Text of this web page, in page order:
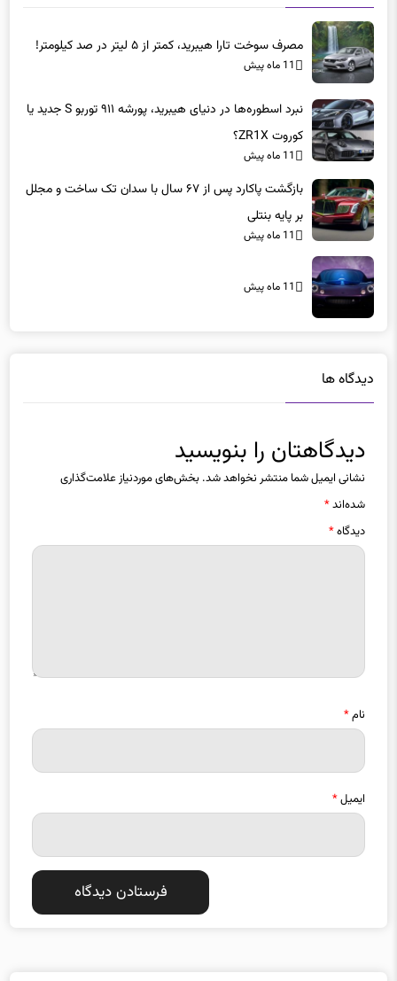
مصرف سوخت تارا هیبرید، کمتر از ۵ لیتر در صد کیلومتر!
11 ماه پیش
نبرد اسطوره‌ها در دنیای هیبرید، پورشه ۹۱۱ توربو S جدید یا
کوروت ZR1X؟
11 ماه پیش
بازگشت پاکارد پس از ۶۷ سال با سدان تک ساخت و مجلل
بر پایه بنتلی
11 ماه پیش
11 ماه پیش
دیدگاه ها
دیدگاهتان را بنویسید
نشانی ایمیل شما منتشر نخواهد شد. بخش‌های موردنیاز علامت‌گذاری
شده‌اند*
دیدگاه*
نام*
ایمیل*